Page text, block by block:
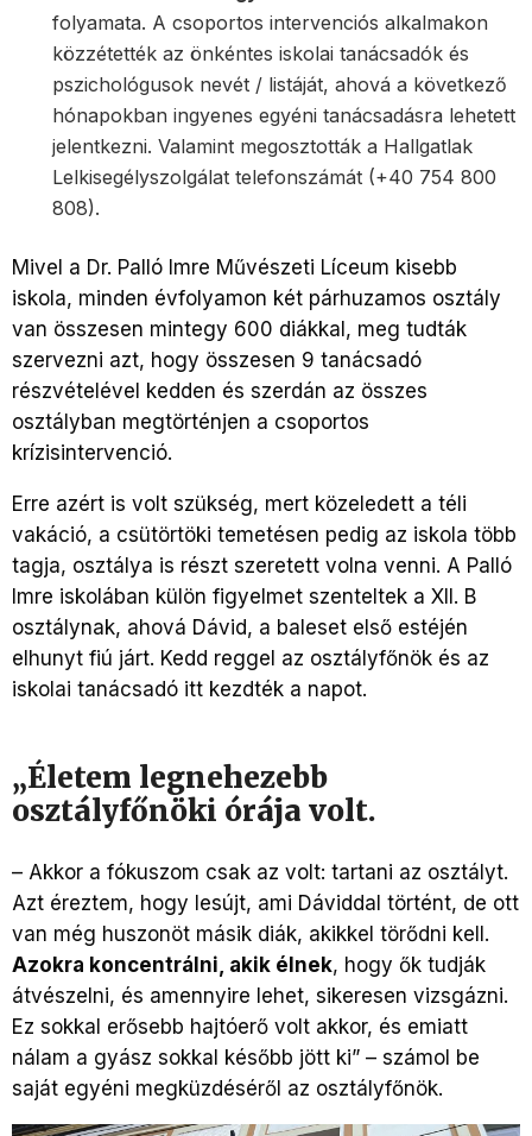
folyamata. A csoportos intervenciós alkalmakon
közzétették az önkéntes iskolai tanácsadók és
pszichológusok nevét / listáját, ahová a következő
hónapokban ingyenes egyéni tanácsadásra lehetett
jelentkezni. Valamint megosztották a Hallgatlak
Lelkisegélyszolgálat telefonszámát (+40 754 800
808).
Mivel a Dr. Palló Imre Művészeti Líceum kisebb
iskola, minden évfolyamon két párhuzamos osztály
van összesen mintegy 600 diákkal, meg tudták
szervezni azt, hogy összesen 9 tanácsadó
részvételével kedden és szerdán az összes
osztályban megtörténjen a csoportos
krízisintervenció.
Erre azért is volt szükség, mert közeledett a téli
vakáció, a csütörtöki temetésen pedig az iskola több
tagja, osztálya is részt szeretett volna venni. A Palló
Imre iskolában külön figyelmet szenteltek a XII. B
osztálynak, ahová Dávid, a baleset első estéjén
elhunyt fiú járt. Kedd reggel az osztályfőnök és az
iskolai tanácsadó itt kezdték a napot.
„Életem legnehezebb
osztályfőnöki órája volt.
– Akkor a fókuszom csak az volt: tartani az osztályt.
Azt éreztem, hogy lesújt, ami Dáviddal történt, de ott
van még huszonöt másik diák, akikkel törődni kell.
Azokra koncentrálni, akik élnek, hogy ők tudják
átvészelni, és amennyire lehet, sikeresen vizsgázni.
Ez sokkal erősebb hajtóerő volt akkor, és emiatt
nálam a gyász sokkal később jött ki” – számol be
saját egyéni megküzdéséről az osztályfőnök.